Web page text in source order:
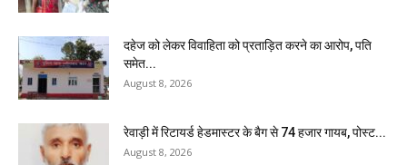
दहेज को लेकर विवाहिता को प्रताड़ित करने का आरोप, पति
समेत...
August 8, 2026
रेवाड़ी में रिटायर्ड हेडमास्टर के बैग से ₹74 हजार गायब, पोस्ट...
August 8, 2026